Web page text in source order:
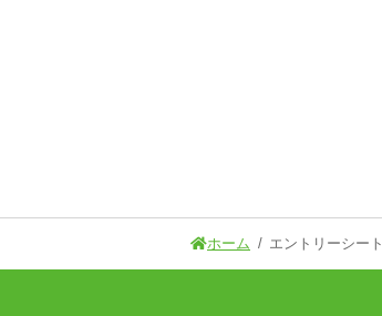
ホーム エントリーシート